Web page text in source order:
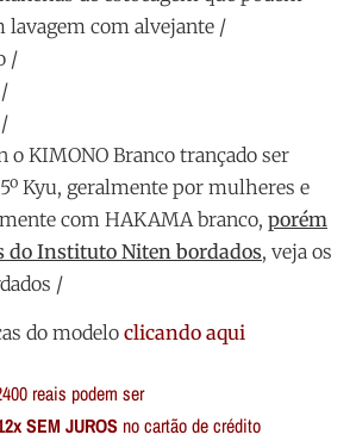
lavagem com alvejante /
/
KIMONO Branco trançado ser
Kyu, geralmente por mulheres e
com HAKAMA branco, porém
do Instituto Niten bordados, veja os
/
do modelo clicando aqui
reais podem ser
SEM JUROS no cartão de crédito